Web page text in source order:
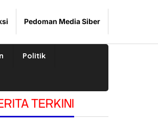
Pedoman Media Siber
Politik
TERKINI